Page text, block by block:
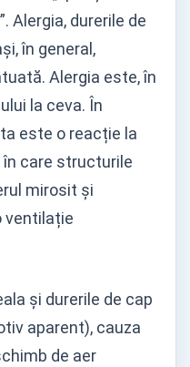
Alergia, durerile de
în general,
Alergia este, în
la ceva. În
este o reacție la
în care structurile
mirosit și
ventilație
și durerile de cap
aparent), cauza
de aer